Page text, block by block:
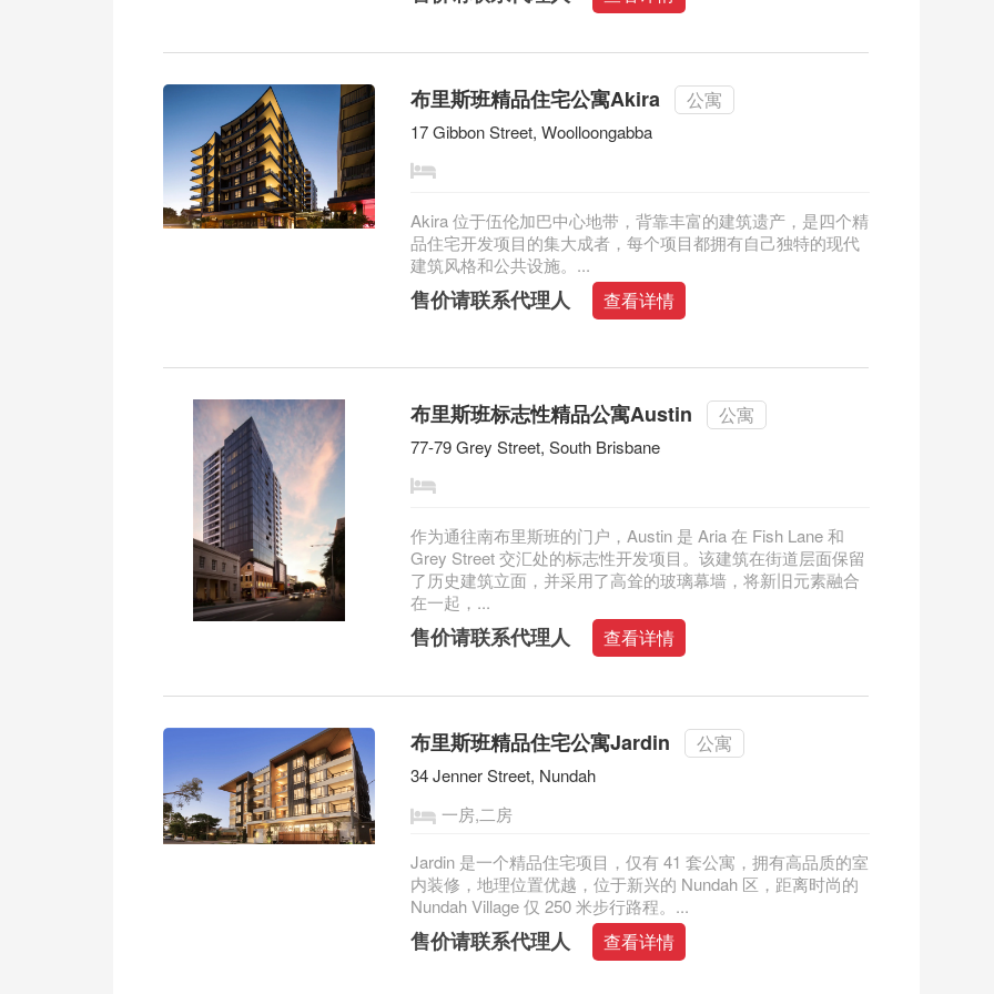
布里斯班精品住宅公寓Akira 公寓
17 Gibbon Street, Woolloongabba
Akira 位于伍伦加巴中心地带，背靠丰富的建筑遗产，是四个精
品住宅开发项目的集大成者，每个项目都拥有自己独特的现代
建筑风格和公共设施。...
售价请联系代理人 查看详情
布里斯班标志性精品公寓Austin 公寓
77-79 Grey Street, South Brisbane
作为通往南布里斯班的门户，Austin 是 Aria 在 Fish Lane 和
Grey Street 交汇处的标志性开发项目。该建筑在街道层面保留
了历史建筑立面，并采用了高耸的玻璃幕墙，将新旧元素融合
在一起，...
售价请联系代理人 查看详情
布里斯班精品住宅公寓Jardin 公寓
34 Jenner Street, Nundah
一房,二房
Jardin 是一个精品住宅项目，仅有 41 套公寓，拥有高品质的室
内装修，地理位置优越，位于新兴的 Nundah 区，距离时尚的
Nundah Village 仅 250 米步行路程。...
售价请联系代理人 查看详情